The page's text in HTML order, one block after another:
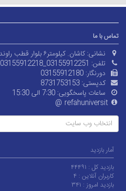
تماس با ما
نشانی: کاشان. کیلومتر۶ بلوار قطب راوندی
تلفن: 03155912218_03155912251
دورنگار: 03155912180
کدپستی: 8731753153
ساعات پاسخگویی: 7:30 الی 15:30
refahuniversit@
انتخاب وب سایت
آمار بازدید
بازدید کل : ۴۴۴۹۱
کاربران آنلاین : ۴
بازدید امروز : ۳۴۱